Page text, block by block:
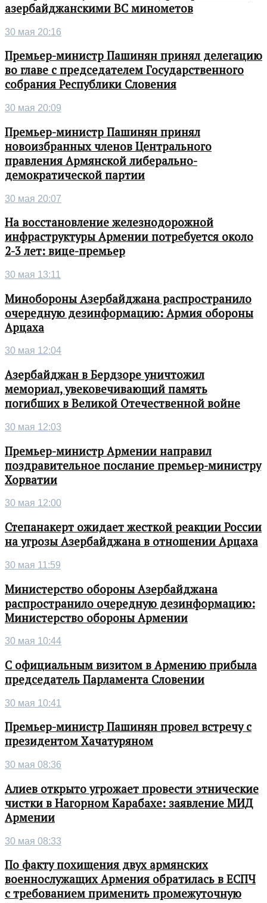
азербайджанскими ВС минометов
30 мая 20:16
Премьер-министр Пашинян принял делегацию
во главе с председателем Государственного
собрания Республики Словения
30 мая 20:09
Премьер-министр Пашинян принял
новоизбранных членов Центрального
правления Армянской либерально-
демократической партии
30 мая 20:07
На восстановление железнодорожной
инфраструктуры Армении потребуется около
2-3 лет: вице-премьер
30 мая 13:11
Минобороны Азербайджана распространило
очередную дезинформацию: Армия обороны
Арцаха
30 мая 12:04
Азербайджан в Бердзоре уничтожил
мемориал, увековечивающий память
погибших в Великой Отечественной войне
30 мая 12:03
Премьер-министр Армении направил
поздравительное послание премьер-министру
Хорватии
30 мая 12:00
Степанакерт ожидает жесткой реакции России
на угрозы Азербайджана в отношении Арцаха
30 мая 11:59
Министерство обороны Азербайджана
распространило очередную дезинформацию:
Министерство обороны Армении
30 мая 10:44
С официальным визитом в Армению прибыла
председатель Парламента Словении
30 мая 10:41
Премьер-министр Пашинян провел встречу с
президентом Хачатуряном
30 мая 08:36
Алиев открыто угрожает провести этнические
чистки в Нагорном Карабахе: заявление МИД
Армении
30 мая 08:33
По факту похищения двух армянских
военнослужащих Армения обратилась в ЕСПЧ
с требованием применить промежуточную